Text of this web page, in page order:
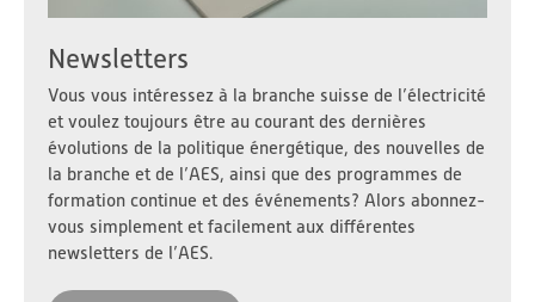
Newsletters
Vous vous intéressez à la branche suisse de l’électricité
et voulez toujours être au courant des dernières
évolutions de la politique énergétique, des nouvelles de
la branche et de l’AES, ainsi que des programmes de
formation continue et des événements? Alors abonnez-
vous simplement et facilement aux différentes
newsletters de l’AES.